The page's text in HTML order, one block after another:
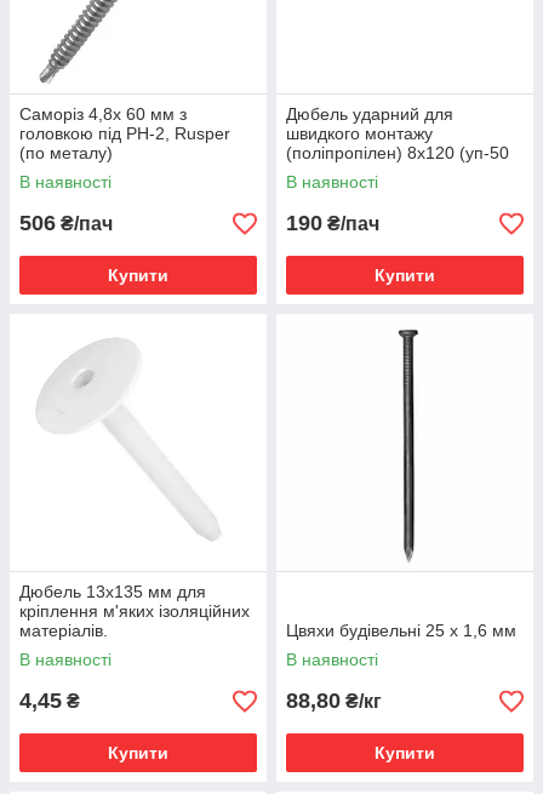
Саморіз 4,8x 60 мм з
головкою під PH-2, Rusper
(по металу)
В наявності
506 ₴/пач
Купити
Дюбель ударний для
швидкого монтажу
(поліпропілен) 8х120 (уп-50
шт.)
В наявності
190 ₴/пач
Купити
Дюбель 13х135 мм для
кріплення м'яких ізоляційних
матеріалів.
В наявності
4,45 ₴
Купити
Цвяхи будівельні 25 х 1,6 мм
В наявності
88,80 ₴/кг
Купити